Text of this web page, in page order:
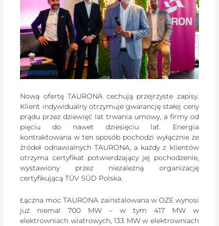
Nową ofertę TAURONA cechują przejrzyste zapisy.
Klient indywidualny otrzymuje gwarancję stałej ceny
prądu przez dziewięć lat trwania umowy, a firmy od
pięciu do nawet dziesięciu lat. Energia
kontraktowana w ten sposób pochodzi wyłącznie ze
źródeł odnawialnych TAURONA, a każdy z klientów
otrzyma certyfikat potwierdzający jej pochodzenie,
wystawiony przez niezależną organizację
certyfikującą TÜV SÜD Polska.
Łączna moc TAURONA zainstalowana w OZE wynosi
już niemal 700 MW – w tym 417 MW w
elektrowniach wiatrowych, 133 MW w elektrowniach